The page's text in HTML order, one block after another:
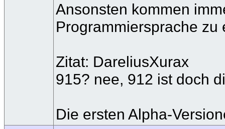
Ansonsten kommen
Programmiersprache zu
Zitat: DareliusXurax
915? nee, 912 ist doch
Die ersten Alpha-